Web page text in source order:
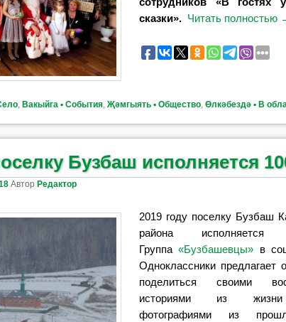
сказки». Читать полностью
, Вакыйга ▪ События,Җәмгыять ▪ Общество,Өлкәбездә ▪ В
Бузбаш исполняется
Автор Редактор
2019 году поселку Бузбаш
района
Группа«Бузбашевцы» в
Одноклассники предлагает
поделиться своими
историями из жизни
фотографиями из